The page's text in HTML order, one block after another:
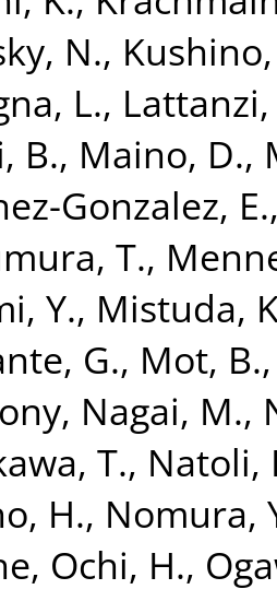
N.,
L.,
B., Maino, D.,
Gonzalez, E.
T.,
Y., Mistuda,
G., Mot, B.
, Nagai, M.,
T., Natoli,
H., Nomura,
, Ochi, H.,